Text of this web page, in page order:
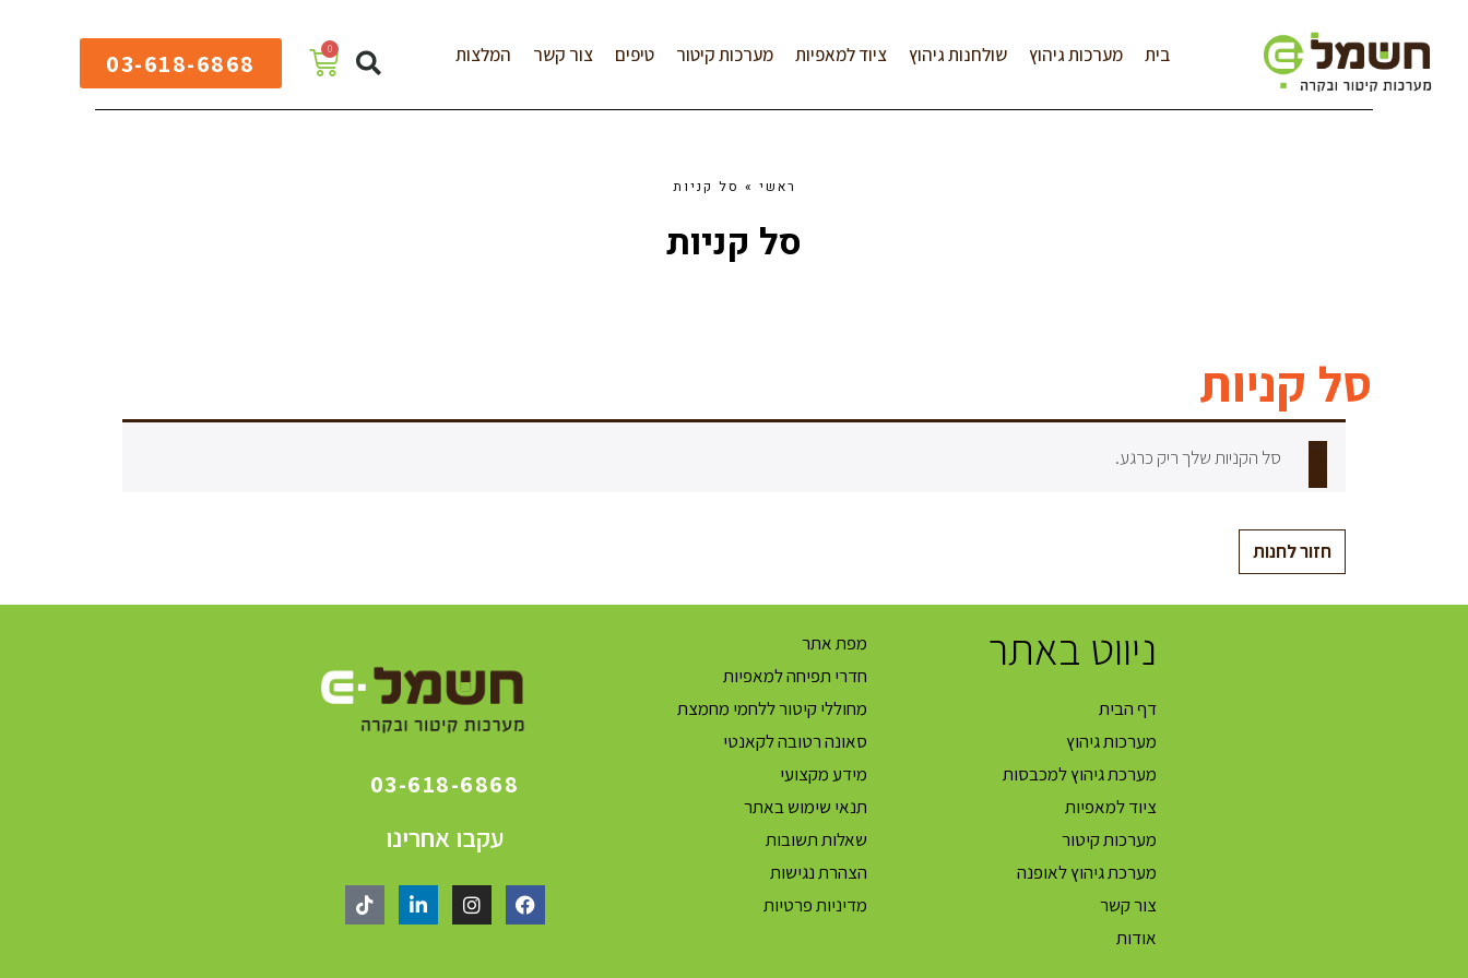
בית
מערכות גיהוץ שולחנות גיהוץ ציוד למאפיות מערכות קיטור טיפים צור קשר המלצות 0
03-618-6868
ראשי » סל קניות
סל קניות
סל קניות
סל הקניות שלך ריק כרגע.
חזור לחנות
ניווט באתר
דף הבית
מערכות גיהוץ
מערכת גיהוץ למכבסות
ציוד למאפיות
מערכות קיטור
מערכת גיהוץ לאופנה
צור קשר
אודות
מפת אתר
חדרי תפיחה למאפיות
מחוללי קיטור ללחמי מחמצת
סאונה רטובה לקאנטי
מידע מקצועי
תנאי שימוש באתר
שאלות תשובות
הצהרת נגישות
מדיניות פרטיות
03-618-6868
עקבו אחרינו